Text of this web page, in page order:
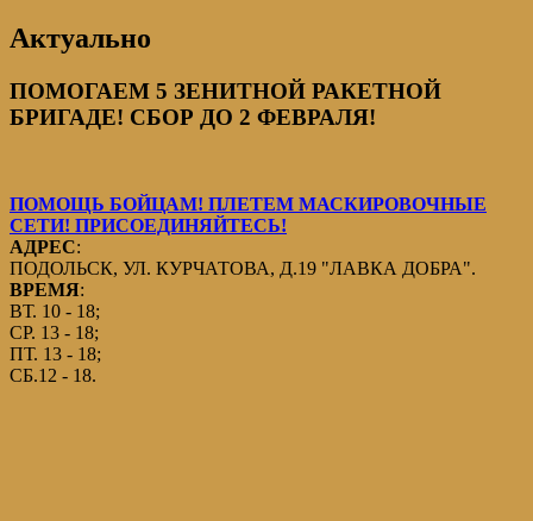
Актуально
ПОМОГАЕМ 5 ЗЕНИТНОЙ РАКЕТНОЙ
БРИГАДЕ! СБОР ДО 2 ФЕВРАЛЯ!
ПОМОЩЬ БОЙЦАМ! ПЛЕТЕМ МАСКИРОВОЧНЫЕ
СЕТИ! ПРИСОЕДИНЯЙТЕСЬ!
АДРЕС:
ПОДОЛЬСК, УЛ. КУРЧАТОВА, Д.19 "ЛАВКА ДОБРА".
ВРЕМЯ:
ВТ. 10 - 18;
СР. 13 - 18;
ПТ. 13 - 18;
СБ.12 - 18.